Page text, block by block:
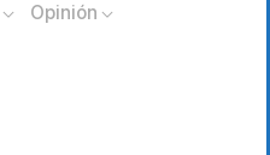
Opinión